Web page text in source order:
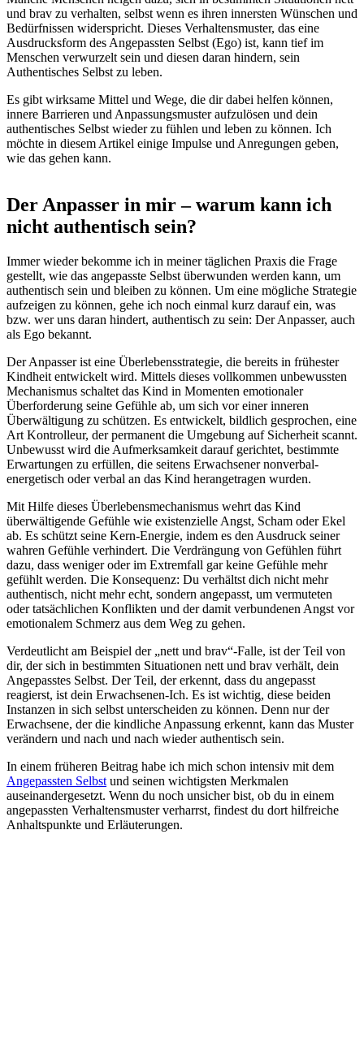
und brav zu verhalten, selbst wenn es ihren innersten Wünschen und
Bedürfnissen widerspricht. Dieses Verhaltensmuster, das eine
Ausdrucksform des Angepassten Selbst (Ego) ist, kann tief im
Menschen verwurzelt sein und diesen daran hindern, sein
Authentisches Selbst zu leben.
Es gibt wirksame Mittel und Wege, die dir dabei helfen können,
innere Barrieren und Anpassungsmuster aufzulösen und dein
authentisches Selbst wieder zu fühlen und leben zu können. Ich
möchte in diesem Artikel einige Impulse und Anregungen geben,
wie das gehen kann.
Der Anpasser in mir – warum kann ich
nicht authentisch sein?
Immer wieder bekomme ich in meiner täglichen Praxis die Frage
gestellt, wie das angepasste Selbst überwunden werden kann, um
authentisch sein und bleiben zu können. Um eine mögliche Strategie
aufzeigen zu können, gehe ich noch einmal kurz darauf ein, was
bzw. wer uns daran hindert, authentisch zu sein: Der Anpasser, auch
als Ego bekannt.
Der Anpasser ist eine Überlebensstrategie, die bereits in frühester
Kindheit entwickelt wird. Mittels dieses vollkommen unbewussten
Mechanismus schaltet das Kind in Momenten emotionaler
Überforderung seine Gefühle ab, um sich vor einer inneren
Überwältigung zu schützen. Es entwickelt, bildlich gesprochen, eine
Art Kontrolleur, der permanent die Umgebung auf Sicherheit scannt.
Unbewusst wird die Aufmerksamkeit darauf gerichtet, bestimmte
Erwartungen zu erfüllen, die seitens Erwachsener nonverbal-
energetisch oder verbal an das Kind herangetragen wurden.
Mit Hilfe dieses Überlebensmechanismus wehrt das Kind
überwältigende Gefühle wie existenzielle Angst, Scham oder Ekel
ab. Es schützt seine Kern-Energie, indem es den Ausdruck seiner
wahren Gefühle verhindert. Die Verdrängung von Gefühlen führt
dazu, dass weniger oder im Extremfall gar keine Gefühle mehr
gefühlt werden. Die Konsequenz: Du verhältst dich nicht mehr
authentisch, nicht mehr echt, sondern angepasst, um vermuteten
oder tatsächlichen Konflikten und der damit verbundenen Angst vor
emotionalem Schmerz aus dem Weg zu gehen.
Verdeutlicht am Beispiel der „nett und brav“-Falle, ist der Teil von
dir, der sich in bestimmten Situationen nett und brav verhält, dein
Angepasstes Selbst. Der Teil, der erkennt, dass du angepasst
reagierst, ist dein Erwachsenen-Ich. Es ist wichtig, diese beiden
Instanzen in sich selbst unterscheiden zu können. Denn nur der
Erwachsene, der die kindliche Anpassung erkennt, kann das Muster
verändern und nach und nach wieder authentisch sein.
In einem früheren Beitrag habe ich mich schon intensiv mit dem
Angepassten Selbst und seinen wichtigsten Merkmalen
auseinandergesetzt. Wenn du noch unsicher bist, ob du in einem
angepassten Verhaltensmuster verharrst, findest du dort hilfreiche
Anhaltspunkte und Erläuterungen.